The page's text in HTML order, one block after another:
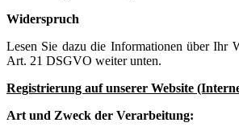
Widerspruch
Lesen Sie dazu die Informationen über Ihr
Art. 21 DSGVO weiter unten.
Registrierung auf unserer Website
Art und Zweck der Verarbeitung: